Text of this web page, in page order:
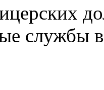
службы